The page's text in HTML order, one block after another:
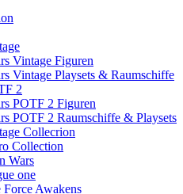
Vintage Figuren
Vintage Playsets & Raumschiffe
2
POTF 2 Figuren
POTF 2 Raumschiffe & Playsets
Collecrion
Collection
Wars
one
Force Awakens